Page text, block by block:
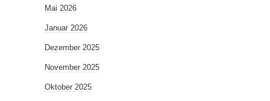
Mai 2026
Januar 2026
Dezember 2025
November 2025
Oktober 2025